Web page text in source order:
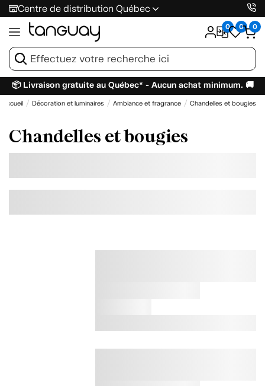
Centre de distribution Québec
0 0 0
📦 Livraison gratuite au Québec* - Aucun achat minimum. 🚚
Accueil Décoration et luminaires Ambiance et fragrance Chandelles et bougies
Chandelles et bougies